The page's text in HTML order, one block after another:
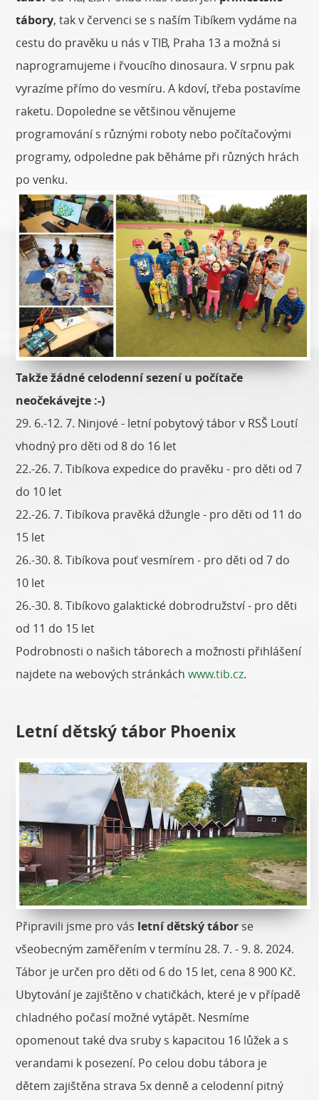
tábory, tak v červenci se s naším Tibíkem vydáme na
cestu do pravěku u nás v TIB, Praha 13 a možná si
naprogramujeme i řvoucího dinosaura. V srpnu pak
vyrazíme přímo do vesmíru. A kdoví, třeba postavíme
raketu. Dopoledne se většinou věnujeme
programování s různými roboty nebo počítačovými
programy, odpoledne pak běháme při různých hrách
po venku.
Takže žádné celodenní sezení u počítače
neočekávejte :-)
29. 6.-12. 7. Ninjové - letní pobytový tábor v RSŠ Loutí
vhodný pro děti od 8 do 16 let
22.-26. 7. Tibíkova expedice do pravěku - pro děti od 7
do 10 let
22.-26. 7. Tibíkova pravěká džungle - pro děti od 11 do
15 let
26.-30. 8. Tibíkova pouť vesmírem - pro děti od 7 do
10 let
26.-30. 8. Tibíkovo galaktické dobrodružství - pro děti
od 11 do 15 let
Podrobnosti o našich táborech a možnosti přihlášení
najdete na webových stránkáchwww.tib.cz.
Letní dětský tábor Phoenix
Připravili jsme pro vás letní dětský táborse
všeobecným zaměřením v termínu 28. 7. - 9. 8. 2024.
Tábor je určen pro děti od 6 do 15 let, cena 8 900 Kč.
Ubytování je zajištěno v chatičkách, které je v případě
chladného počasí možné vytápět. Nesmíme
opomenout také dva sruby s kapacitou 16 lůžek a s
verandami k posezení. Po celou dobu tábora je
dětem zajištěna strava 5x denně a celodenní pitný